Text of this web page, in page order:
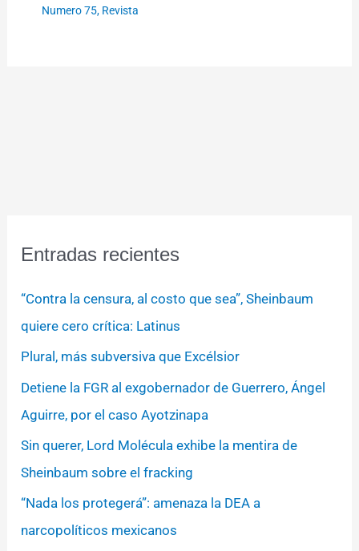
Numero 75, Revista
Entradas recientes
“Contra la censura, al costo que sea”, Sheinbaum
quiere cero crítica: Latinus
Plural, más subversiva que Excélsior
Detiene la FGR al exgobernador de Guerrero, Ángel
Aguirre, por el caso Ayotzinapa
Sin querer, Lord Molécula exhibe la mentira de
Sheinbaum sobre el fracking
“Nada los protegerá”: amenaza la DEA a
narcopolíticos mexicanos